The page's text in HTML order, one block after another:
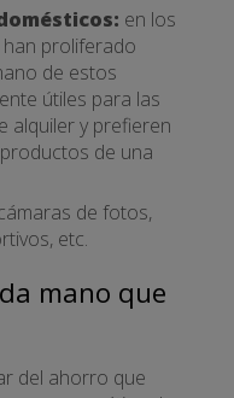
en los
proliferado
de estos
útiles para las
alquiler y prefieren
de una
de fotos,
etc.
mano que
del ahorro que